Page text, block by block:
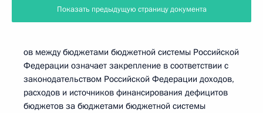
Показать предыдущую страницу документа
ов между бюджетами бюджетной системы Российской
Федерации означает закрепление в соответствии с
законодательством Российской Федерации доходов,
расходов и источников финансирования дефицитов
бюджетов за бюджетами бюджетной системы